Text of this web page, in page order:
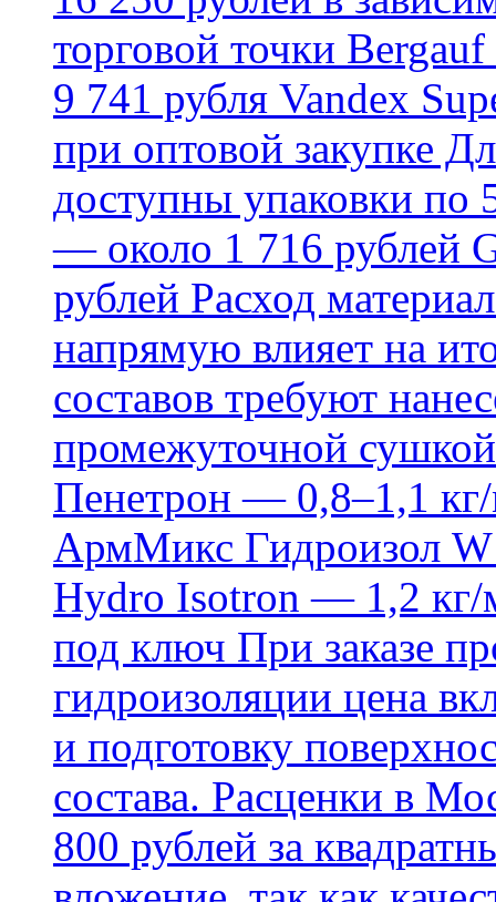
торговой точки
9 741 рубля Vandex
при оптовой закупке
доступны упаковки по
— около 1 716 рублей
рублей Расход
напрямую влияет на
составов требуют
промежуточной
Пенетрон — 0,8–1,1 кг/
АрмМикс Гидроизол
Hydro Isotron — 1,2 кг/
под ключ При заказе
гидроизоляции цена
и подготовку
состава. Расценки в
800 рублей за